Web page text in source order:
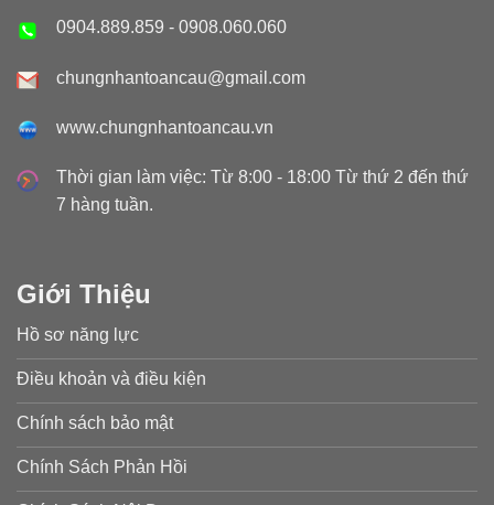
0904.889.859 - 0908.060.060
chungnhantoancau@gmail.com
www.chungnhantoancau.vn
Thời gian làm việc: Từ 8:00 - 18:00 Từ thứ 2 đến thứ
7 hàng tuần.
Giới Thiệu
Hồ sơ năng lực
Điều khoản và điều kiện
Chính sách bảo mật
Chính Sách Phản Hồi